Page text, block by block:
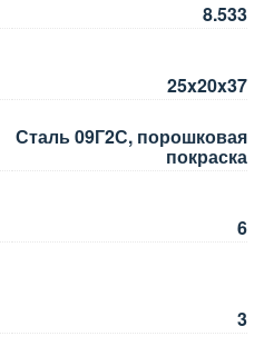
8.533
25x20x37
Сталь 09Г2С, порошковая
покраска
6
3